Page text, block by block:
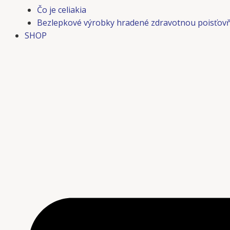
Čo je celiakia
Bezlepkové výrobky hradené zdravotnou
SHOP